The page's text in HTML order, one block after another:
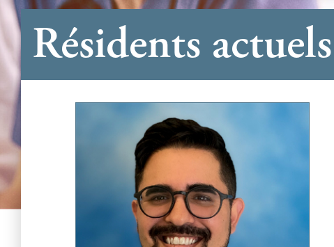
Résidents actuels